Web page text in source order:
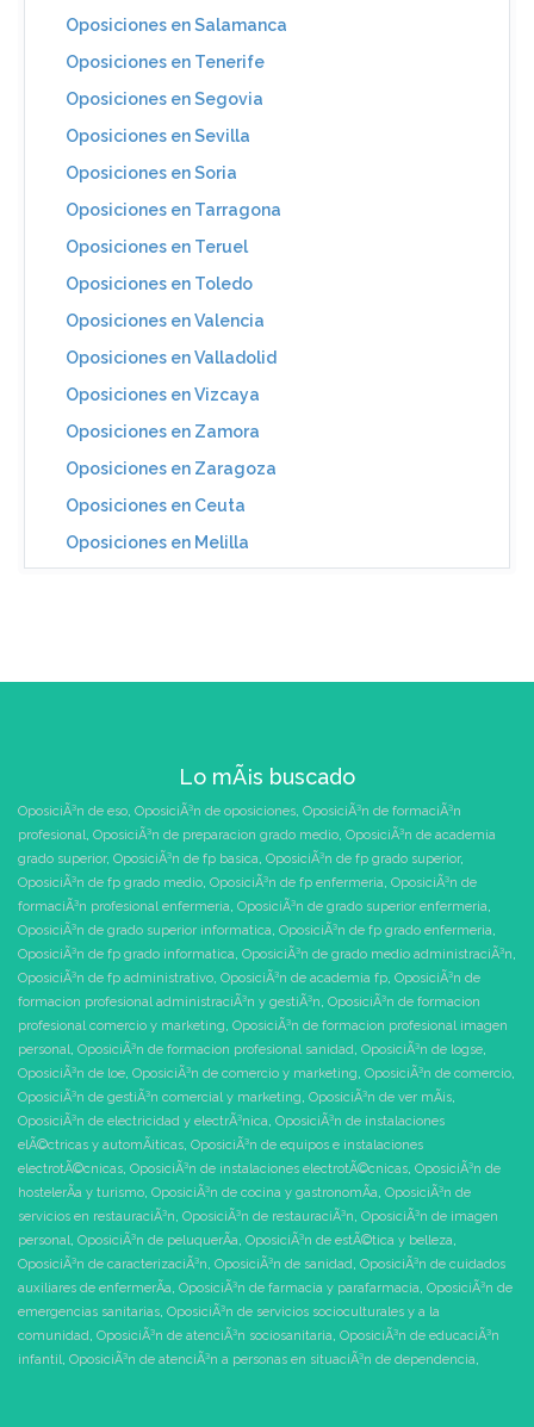
Oposiciones en Salamanca
Oposiciones en Tenerife
Oposiciones en Segovia
Oposiciones en Sevilla
Oposiciones en Soria
Oposiciones en Tarragona
Oposiciones en Teruel
Oposiciones en Toledo
Oposiciones en Valencia
Oposiciones en Valladolid
Oposiciones en Vizcaya
Oposiciones en Zamora
Oposiciones en Zaragoza
Oposiciones en Ceuta
Oposiciones en Melilla
Lo mÃ¡s buscado
OposiciÃ³n de eso, OposiciÃ³n de oposiciones, OposiciÃ³n de formaciÃ³n
profesional, OposiciÃ³n de preparacion grado medio, OposiciÃ³n de academia
grado superior, OposiciÃ³n de fp basica, OposiciÃ³n de fp grado superior,
OposiciÃ³n de fp grado medio, OposiciÃ³n de fp enfermeria, OposiciÃ³n de
formaciÃ³n profesional enfermeria, OposiciÃ³n de grado superior enfermeria,
OposiciÃ³n de grado superior informatica, OposiciÃ³n de fp grado enfermeria,
OposiciÃ³n de fp grado informatica, OposiciÃ³n de grado medio administraciÃ³n,
OposiciÃ³n de fp administrativo, OposiciÃ³n de academia fp, OposiciÃ³n de
formacion profesional administraciÃ³n y gestiÃ³n, OposiciÃ³n de formacion
profesional comercio y marketing, OposiciÃ³n de formacion profesional imagen
personal, OposiciÃ³n de formacion profesional sanidad, OposiciÃ³n de logse,
OposiciÃ³n de loe, OposiciÃ³n de comercio y marketing, OposiciÃ³n de comercio,
OposiciÃ³n de gestiÃ³n comercial y marketing, OposiciÃ³n de ver mÃ¡s,
OposiciÃ³n de electricidad y electrÃ³nica, OposiciÃ³n de instalaciones
elÃ©ctricas y automÃ¡ticas, OposiciÃ³n de equipos e instalaciones
electrotÃ©cnicas, OposiciÃ³n de instalaciones electrotÃ©cnicas, OposiciÃ³n de
hostelerÃ­a y turismo, OposiciÃ³n de cocina y gastronomÃ­a, OposiciÃ³n de
servicios en restauraciÃ³n, OposiciÃ³n de restauraciÃ³n, OposiciÃ³n de imagen
personal, OposiciÃ³n de peluquerÃ­a, OposiciÃ³n de estÃ©tica y belleza,
OposiciÃ³n de caracterizaciÃ³n, OposiciÃ³n de sanidad, OposiciÃ³n de cuidados
auxiliares de enfermerÃ­a, OposiciÃ³n de farmacia y parafarmacia, OposiciÃ³n de
emergencias sanitarias, OposiciÃ³n de servicios socioculturales y a la
comunidad, OposiciÃ³n de atenciÃ³n sociosanitaria, OposiciÃ³n de educaciÃ³n
infantil, OposiciÃ³n de atenciÃ³n a personas en situaciÃ³n de dependencia,